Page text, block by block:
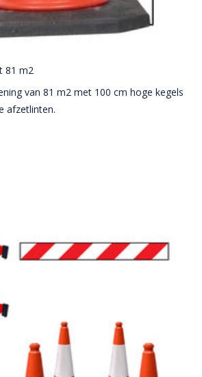
81 m2
van 81 m2 met 100 cm hoge kegels
afzetlinten.